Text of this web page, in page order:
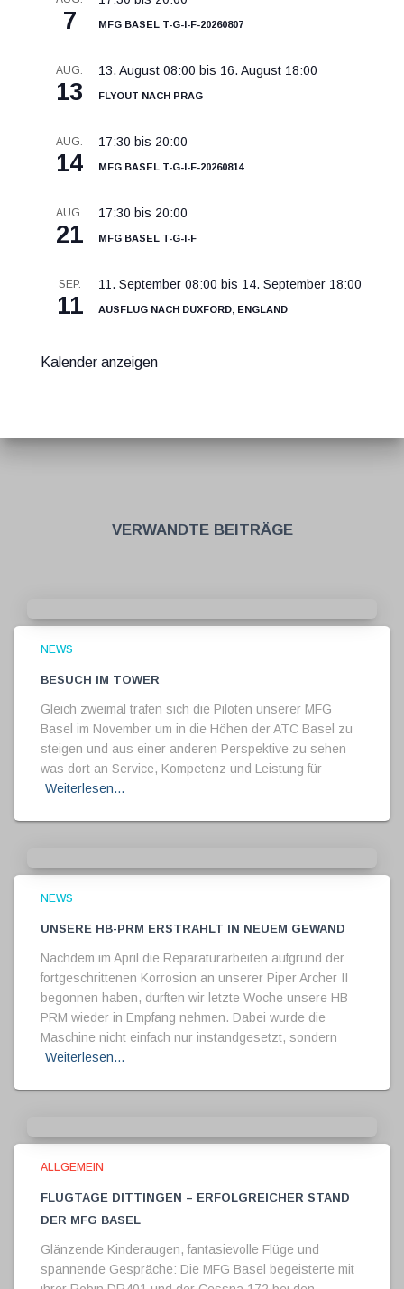
7 MFG Basel T-G-I-F-20260807
AUG.
13
13. August 08:00 bis 16. August 18:00
Flyout nach Prag
AUG.
14
17:30 bis 20:00
MFG Basel T-G-I-F-20260814
AUG.
21
17:30 bis 20:00
MFG Basel T-G-I-F
SEP.
11
11. September 08:00 bis 14. September 18:00
Ausflug nach Duxford, England
Kalender anzeigen
Verwandte Beiträge
NEWS
Besuch im Tower
Gleich zweimal trafen sich die Piloten unserer MFG
Basel im November um in die Höhen der ATC Basel zu
steigen und aus einer anderen Perspektive zu sehen
was dort an Service, Kompetenz und Leistung für
Weiterlesen…
NEWS
Unsere HB-PRM erstrahlt in neuem Gewand
Nachdem im April die Reparaturarbeiten aufgrund der
fortgeschrittenen Korrosion an unserer Piper Archer II
begonnen haben, durften wir letzte Woche unsere HB-
PRM wieder in Empfang nehmen. Dabei wurde die
Maschine nicht einfach nur instandgesetzt, sondern
Weiterlesen…
ALLGEMEIN
Flugtage Dittingen – Erfolgreicher Stand
der MFG Basel
Glänzende Kinderaugen, fantasievolle Flüge und
spannende Gespräche: Die MFG Basel begeisterte mit